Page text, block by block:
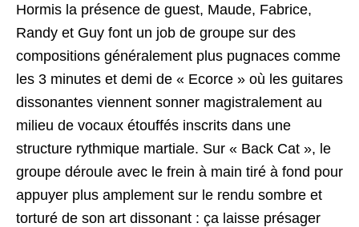
Hormis la présence de guest, Maude, Fabrice,
Randy et Guy font un job de groupe sur des
compositions généralement plus pugnaces comme
les 3 minutes et demi de « Ecorce » où les guitares
dissonantes viennent sonner magistralement au
milieu de vocaux étouffés inscrits dans une
structure rythmique martiale. Sur « Back Cat », le
groupe déroule avec le frein à main tiré à fond pour
appuyer plus amplement sur le rendu sombre et
torturé de son art dissonant : ça laisse présager